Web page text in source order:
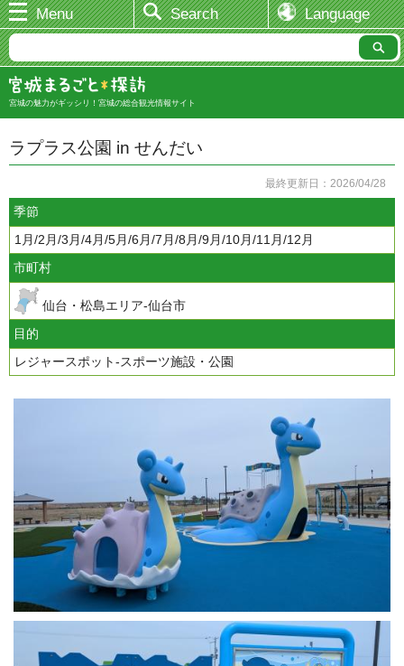
Menu Search Language
宮城の魅力がギッシリ！宮城の総合観光情報サイト
ラプラス公園 in せんだい
最終更新日：2026/04/28
季節
1月/2月/3月/4月/5月/6月/7月/8月/9月/10月/11月/12月
市町村
仙台・松島エリア-仙台市
目的
レジャースポット-スポーツ施設・公園